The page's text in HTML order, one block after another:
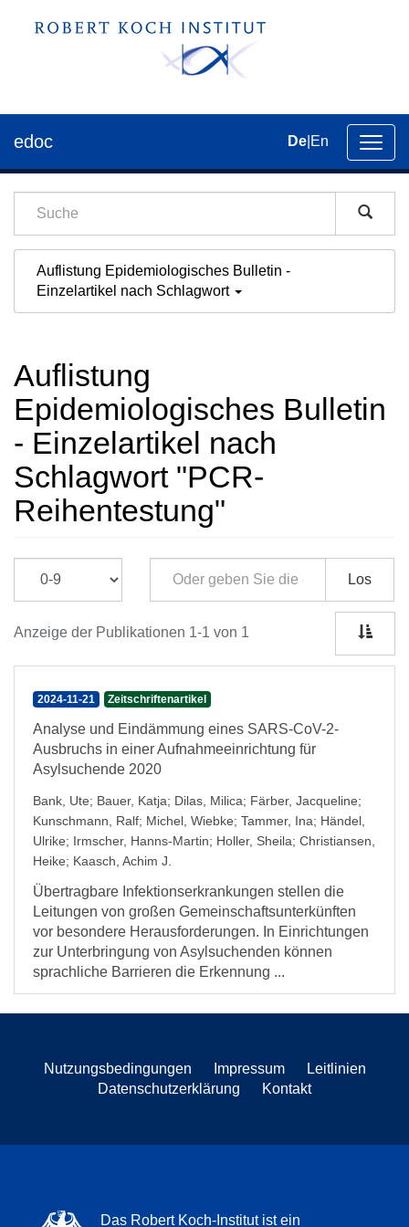
der
edoc De En
Auflistung Epidemiologisches Bulletin -
Einzelartikel nach Schlagwort
Auflistung
Epidemiologisches Bulletin
- Einzelartikel nach
Schlagwort "PCR-
Reihentestung"
Los
Anzeige der Publikationen 1-1 von 1
2024-11-21 Zeitschriftenartikel
Analyse und Eindämmung eines SARS-CoV-2-
Ausbruchs in einer Aufnahmeeinrichtung für
Asylsuchende 2020
Bank, Ute; Bauer, Katja; Dilas, Milica; Färber, Jacqueline;
Kunschmann, Ralf; Michel, Wiebke; Tammer, Ina; Händel,
Ulrike; Irmscher, Hanns-Martin; Holler, Sheila; Christiansen,
Heike; Kaasch, Achim J.
Übertragbare Infektionserkrankungen stellen die
Leitungen von großen Gemeinschaftsunterkünften
vor besondere Herausforderungen. In Einrichtungen
zur Unterbringung von Asylsuchenden können
sprachliche Barrieren die Erkennung ...
Nutzungsbedingungen Impressum
Leitlinien
Datenschutzerklärung
Kontakt
Das Robert Koch-Institut ist ein